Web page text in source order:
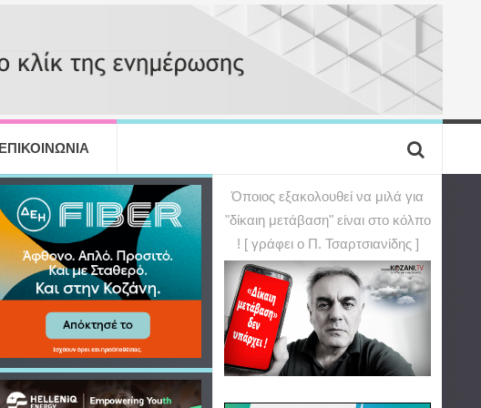
ΕΠΙΚΟΙΝΩΝΙΑ
Όποιος εξακολουθεί να μιλά για
"δίκαιη μετάβαση" είναι στο κόλπο
! [ γράφει ο Π. Τσαρτσιανίδης ]